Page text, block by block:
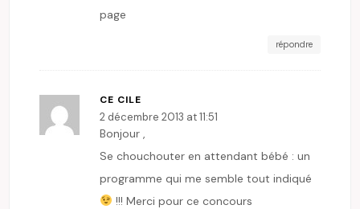
page
répondre
CE CILE
2 décembre 2013 at 11:51
Bonjour ,
Se chouchouter en attendant bébé : un
programme qui me semble tout indiqué
!!! Merci pour ce concours